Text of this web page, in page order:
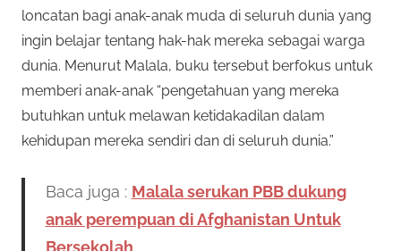
loncatan bagi anak-anak muda di seluruh dunia yang
ingin belajar tentang hak-hak mereka sebagai warga
dunia. Menurut Malala, buku tersebut berfokus untuk
memberi anak-anak “pengetahuan yang mereka
butuhkan untuk melawan ketidakadilan dalam
kehidupan mereka sendiri dan di seluruh dunia.”
Baca juga : Malala serukan PBB dukung
anak perempuan di Afghanistan Untuk
Bersekolah